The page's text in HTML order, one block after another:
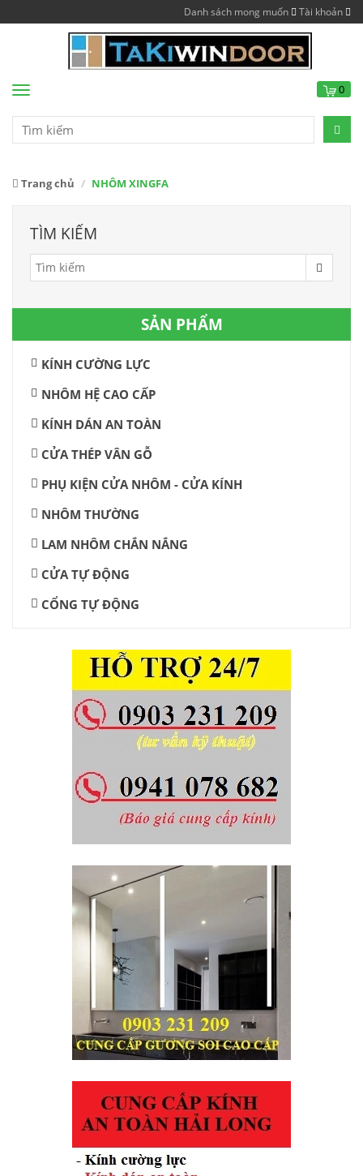
Danh sách mong muốn Tài khoản
Menu 0
Trang chủ NHÔM XINGFA
TÌM KIẾM
SẢN PHẨM
KÍNH CƯỜNG LỰC
NHÔM HỆ CAO CẤP
KÍNH DÁN AN TOÀN
CỬA THÉP VÂN GỖ
PHỤ KIỆN CỬA NHÔM - CỬA KÍNH
NHÔM THƯỜNG
LAM NHÔM CHẮN NẮNG
CỬA TỰ ĐỘNG
CỔNG TỰ ĐỘNG